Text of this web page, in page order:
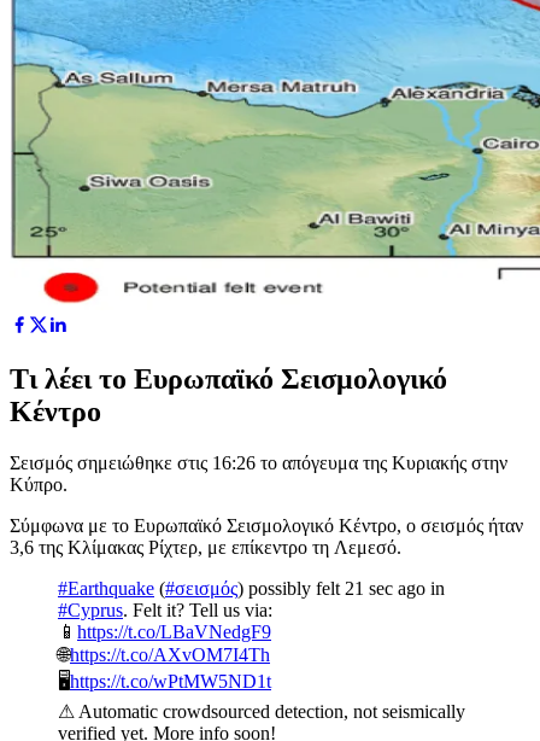
Τι λέει το Ευρωπαϊκό Σεισμολογικό
Κέντρο
Σεισμός σημειώθηκε στις 16:26 το απόγευμα της Κυριακής στην
Κύπρο.
Σύμφωνα με το Ευρωπαϊκό Σεισμολογικό Κέντρο, o σεισμός ήταν
3,6 της Κλίμακας Ρίχτερ, με επίκεντρο τη Λεμεσό.
#Earthquake (#σεισμός) possibly felt 21 sec ago in
#Cyprus. Felt it? Tell us via:
📱 https://t.co/LBaVNedgF9
🌐https://t.co/AXvOM7I4Th
🖥https://t.co/wPtMW5ND1t
⚠ Automatic crowdsourced detection, not seismically
verified yet. More info soon!